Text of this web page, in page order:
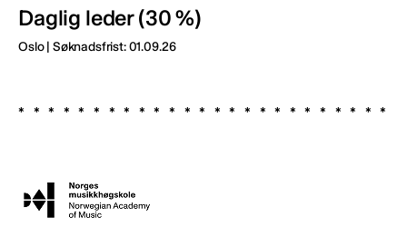
Daglig leder (30 %)
Oslo | Søknadsfrist: 01.09.26